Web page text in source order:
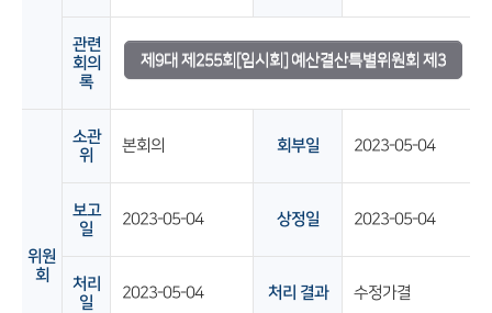
관련
회의
록
제9대 제255회[임시회] 예산결산특별위원회 제3
위원
회
소관
위
본회의 회부일 2023-05-04
보고
일
2023-05-04 상정일 2023-05-04
처리
일
2023-05-04 처리 결과 수정가결